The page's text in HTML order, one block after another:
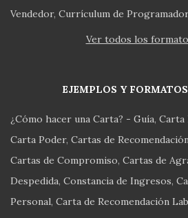
Vendedor Currículum de
Ver todos los
EJEMPLOS Y
¿Cómo hacer una Carta? - Guía Carta
Carta Poder Cartas de
Cartas de Compromiso Cartas de
Despedida Constancia de Ingresos
Personal Carta de Recomendación